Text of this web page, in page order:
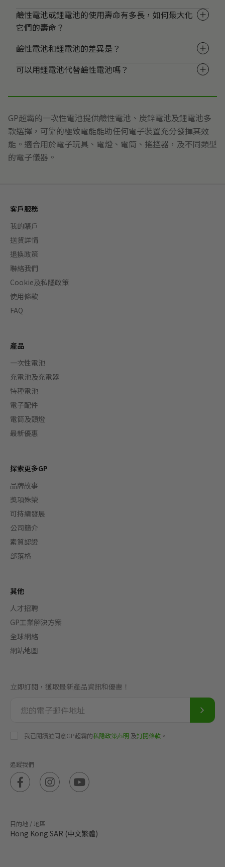
鹼性電池或鋰電池的使用壽命有多長，如何最大化
它們的壽命？
鹼性電池和鋰電池的差異是？
可以用鋰電池代替鹼性電池嗎？
GP超霸的一次性電池提供鹼性電池、炭鋅電池及鋰電池多
款選擇，可靠的極致電能能助任何電子裝置充分發揮其效
能。適合用於電子玩具、電燈、電筒、搖控器，及不同類型
的電子儀器。
客戶服務
我的賬戶
送貨詳情
退換政策
聯絡我們
Cookie及私隱政策
使用條款
FAQ
產品
一次性電池
充電池及充電器
特種電池
電子配件
電筒及頭燈
最新優惠
探索更多GP
品牌故事
獎項殊榮
可持續發展
公司簡介
素質認證
部落格
其他
人才招聘
GP工業解決方案
全球網絡
網站地圖
立即訂閱，獲取最新產品資訊和優惠！
我已閱讀並同意GP超霸的私隐政策声明 及訂閱條款 。
追蹤我們
目的地 / 地區
Hong Kong SAR (中文繁體)